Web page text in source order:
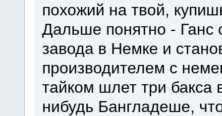
похожий на твой,
Дальше понятно - Ганс
завода в Немке и
производителем с
тайком шлет три
нибудь Бангладеше,